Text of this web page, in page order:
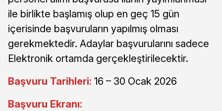
ile birlikte başlamış olup en geç 15 gün
içerisinde başvuruların yapılmış olması
gerekmektedir. Adaylar başvurularını sadece
Elektronik ortamda gerçekleştirilecektir.
Başvuru Tarihleri: 16 – 30 Ocak 2026
Başvuru Ekranı: